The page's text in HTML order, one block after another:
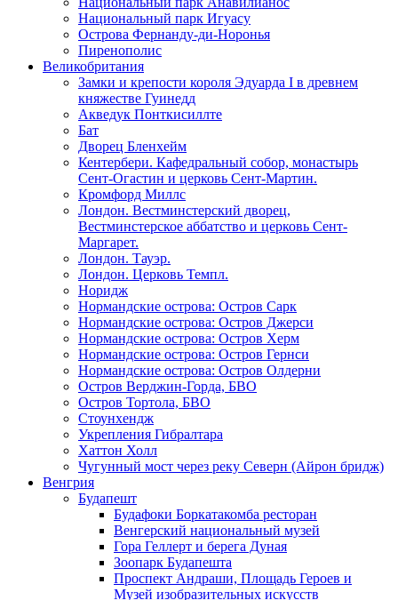
Национальный парк Игуасу
Острова Фернанду-ди-Норонья
Пиренополис
Великобритания
Замки и крепости короля Эдуарда I в древнем
княжестве Гуинедд
Акведук Понткисиллте
Бат
Дворец Бленхейм
Кентербери. Кафедральный собор, монастырь
Сент-Огастин и церковь Сент-Мартин.
Кромфорд Миллс
Лондон. Вестминстерский дворец,
Вестминстерское аббатство и церковь Cент-
Маргарет.
Лондон. Тауэр.
Лондон. Церковь Темпл.
Норидж
Нормандские острова: Остров Сарк
Нормандские острова: Остров Джерси
Нормандские острова: Остров Херм
Нормандские острова: Остров Гернси
Нормандские острова: Остров Олдерни
Остров Верджин-Горда, БВО
Остров Тортола, БВО
Стоунхендж
Укрепления Гибралтара
Хаттон Холл
Чугунный мост через реку Северн (Айрон бридж)
Венгрия
Будапешт
Будафоки Боркатакомба ресторан
Венгерский национальный музей
Гора Геллерт и берега Дуная
Зоопарк Будапешта
Проспект Андраши, Площадь Героев и
Музей изобразительных искусств